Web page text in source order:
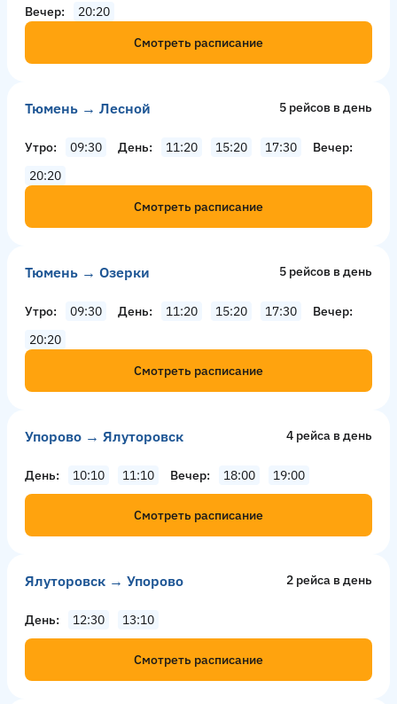
Вечер
20:20
Смотреть расписание
Тюмень → Лесной 5 рейсов в день
Утро 09:30 День 11:20 15:20 17:30
Вечер
20:20
Смотреть расписание
Тюмень → Озерки 5 рейсов в день
Утро 09:30 День 11:20 15:20 17:30
Вечер
20:20
Смотреть расписание
Упорово → Ялуторовск 4 рейсa в день
День 10:10 11:10 Вечер 18:00 19:00
Смотреть расписание
Ялуторовск → Упорово 2 рейсa в день
День 12:30 13:10
Смотреть расписание